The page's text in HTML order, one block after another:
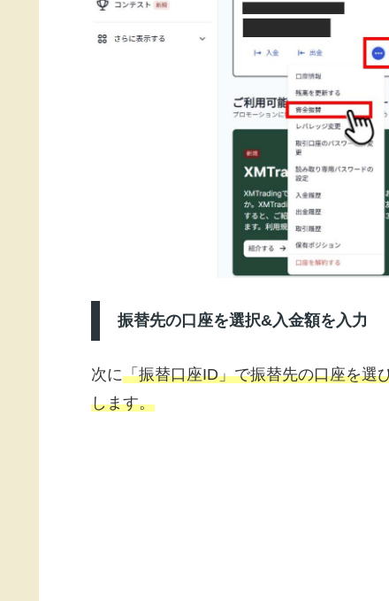
振替先の口座を選択&入金額を入力
次に「振替口座ID」で振替先の口座を選
します。